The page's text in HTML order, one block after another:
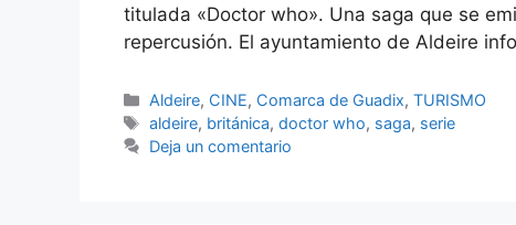
titulada «Doctor who». Una saga que se
repercusión. El ayuntamiento de Aldeire
Categorías
Aldeire, CINE, Comarca de Guadix,TURISMO
Etiquetas
aldeire, británica,doctor who, saga, serie
Deja un comentario